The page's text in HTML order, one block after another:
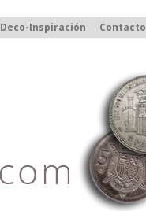
Deco-Inspiración Contacto